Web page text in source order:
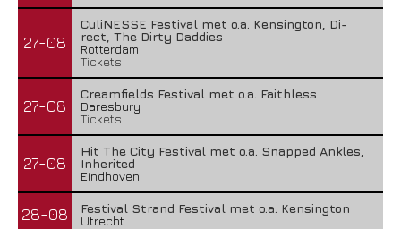
27-08
CuliNESSE Festival met o.a. Kensington, Di-
rect, The Dirty Daddies
Rotterdam
Tickets
27-08
Creamfields Festival met o.a. Faithless
Daresbury
Tickets
27-08
Hit The City Festival met o.a. Snapped Ankles,
Inherited
Eindhoven
28-08
Festival Strand Festival met o.a. Kensington
Utrecht